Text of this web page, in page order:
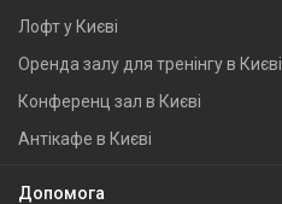
Лофт у Києві
Оренда залу для тренінгу в Києві
Конференц зал в Києві
Антікафе в Києві
Допомога